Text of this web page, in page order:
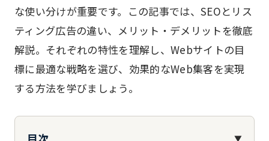
な使い分けが重要です。この記事では、SEOとリス
ティング広告の違い、メリット・デメリットを徹底
解説。それぞれの特性を理解し、Webサイトの目
標に最適な戦略を選び、効果的なWeb集客を実現
する方法を学びましょう。
▼